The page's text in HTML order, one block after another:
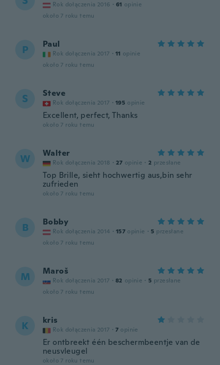
Rok dołączenia 2016 · 61 opinie
około 7 roku temu
P Paul
Rok dołączenia 2017 · 11 opinie
około 7 roku temu
S Steve
Rok dołączenia 2017 · 195 opinie
Excellent, perfect, Thanks
około 7 roku temu
W Walter
Rok dołączenia 2018 · 27 opinie · 2 przesłane
Top Brille, sieht hochwertig aus,bin sehr
zufrieden
około 7 roku temu
B Bobby
Rok dołączenia 2014 · 157 opinie · 5 przesłane
około 7 roku temu
M Maroš
Rok dołączenia 2017 · 82 opinie · 5 przesłane
około 7 roku temu
K kris
Rok dołączenia 2017 · 7 opinie
Er ontbreekt één beschermbeentje van de
neusvleugel
około 7 roku temu